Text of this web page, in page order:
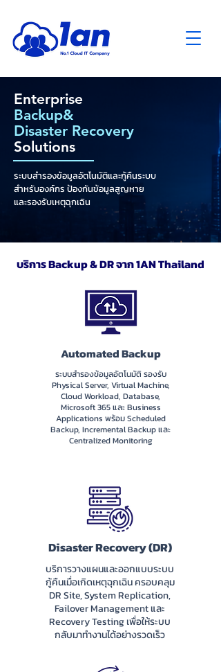
Enterprise
Backup&
Disaster Recovery
Solutions
ระบบสำรองข้อมูลอัตโนมัติและกู้คืนระบบ
สำหรับองค์กร ป้องกันข้อมูลสูญหาย
และรองรับเหตุฉุกเฉิน
บริการ Backup & DR จาก 1AN Thailand
Automated Backup
ระบบสำรองข้อมูลอัตโนมัติ รองรับ
Physical Server, Virtual Machine,
Cloud Workload, Database,
Microsoft 365 และ Business
Applications พร้อม Scheduled
Backup, Incremental Backup และ
Centralized Monitoring
Disaster Recovery (DR)
บริการวางแผนและออกแบบระบบ
กู้คืนเมื่อเกิดเหตุฉุกเฉิน ครอบคลุม
DR Site, System Replication,
Failover Management และ
Recovery Testing เพื่อให้ระบบ
กลับมาทำงานได้อย่างรวดเร็ว